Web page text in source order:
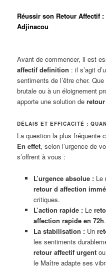
Réussir son Retour Affectif
Adjinacou
Avant de commencer, il est
affectif definition : il s’agit
sentiments de l’être cher.
brutale ou à un éloignement
apporte une solution de
DÉLAIS ET EFFICACITÉ :
La question la plus fréquente
En effet, selon l’urgence de
s’offrent à vous :
L’urgence absolue :Le
retour d affection
critiques.
L’action rapide :Le
affection rapide en 72h.
La stabilisation :Un
les sentiments
retour affectif urgentou
le Maître adapte ses